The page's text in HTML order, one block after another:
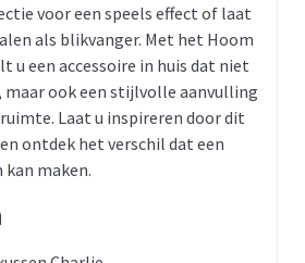
voor een speels effect of laat
als blikvanger. Met het Hoom
u een accessoire in huis dat niet
ook een stijlvolle aanvulling
Laat u inspireren door dit
ontdek het verschil dat een
kan maken.